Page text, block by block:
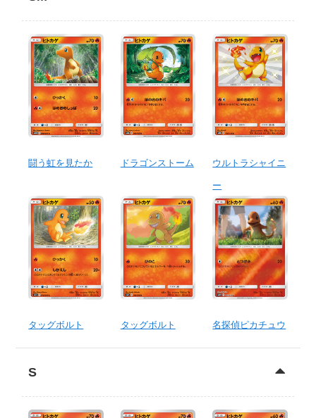
闘う虹を見たか ドラゴンストーム ウルトラシャイニ
ー
タッグボルト タッグボルト 名探偵ピカチュウ
S